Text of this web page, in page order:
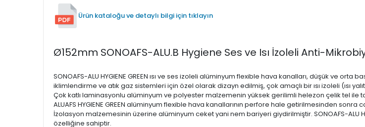
Ürün kataloğu ve detaylı bilgi için tıklayın
Ø152mm SONOAFS-ALU.B Hygiene Ses ve Isı İzoleli Anti-
SONOAFS-ALU HYGIENE GREEN ısı ve ses izoleli alüminyum flexible hava kanalları, düşük ve orta
iklimlendirme ve atık gaz sistemleri için özel olarak dizayn edilmiş, çok amaçlı bir ısı izoleli (ısı
Çok katlı laminasyonlu alüminyum ve polyester malzemenin yüksek gerilimli helezon çelik tel ile
ALUAFS HYGIENE GREEN alüminyum flexible hava kanallarının perfore hale getirilmesinden
İzolasyon malzemesinin üzerine alüminyum ceket yani nem bariyeri giydirilmiştir. SONOAFS-ALU
özelliğine sahiptir.